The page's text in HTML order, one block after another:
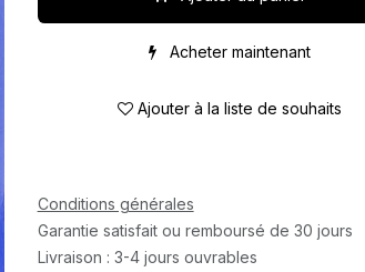
Acheter maintenant
Ajouter à la liste de souhaits
Conditions générales
Garantie satisfait ou remboursé de 30 jours
Livraison : 3-4 jours ouvrables